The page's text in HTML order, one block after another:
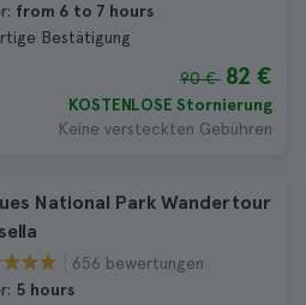
from 6 to 7 hours
Bestätigung
90 € 82 €
KOSTENLOSE Stornierung
Keine versteckten Gebühren
National Park Wandertour
656 bewertungen
5 hours